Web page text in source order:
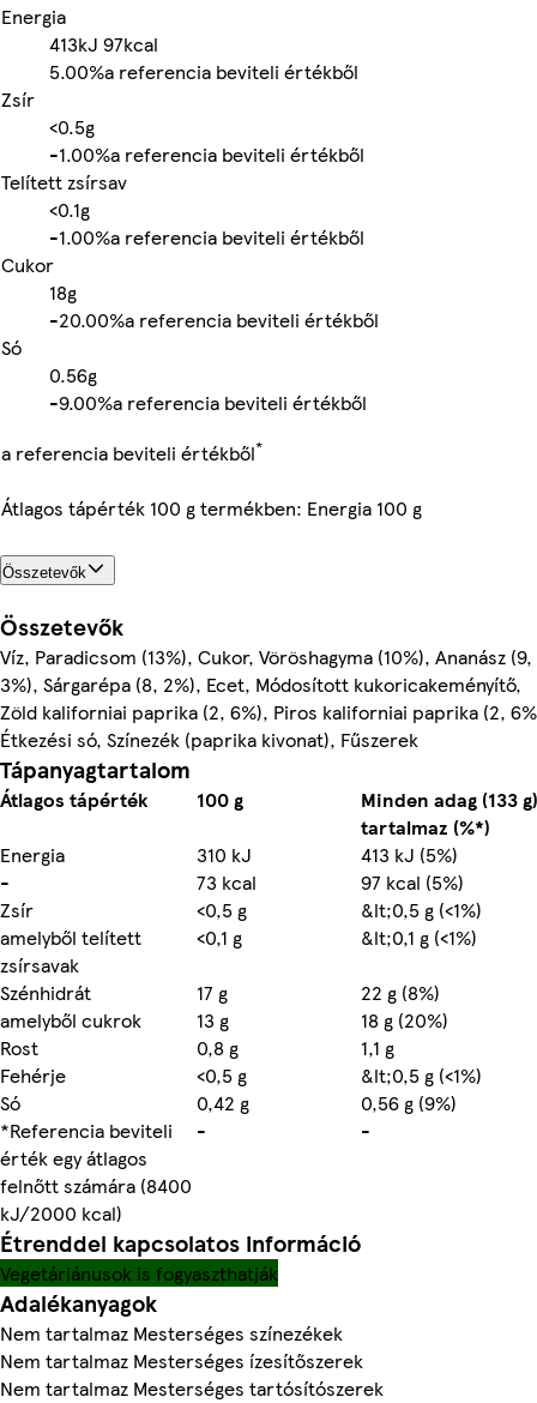
Energia
413kJ 97kcal
5.00%a referencia beviteli értékből
Zsír
<0.5g
-1.00%a referencia beviteli értékből
Telített zsírsav
<0.1g
-1.00%a referencia beviteli értékből
Cukor
18g
-20.00%a referencia beviteli értékből
Só
0.56g
-9.00%a referencia beviteli értékből
a referencia beviteli értékből*
Átlagos tápérték 100 g termékben: Energia 100 g
Összetevők
Összetevők
Víz, Paradicsom (13%), Cukor, Vöröshagyma (10%), Ananász (9,
3%), Sárgarépa (8, 2%), Ecet, Módosított kukoricakeményítő,
Zöld kaliforniai paprika (2, 6%), Piros kaliforniai paprika (2,
Étkezési só, Színezék (paprika kivonat), Fűszerek
Tápanyagtartalom
Átlagos tápérték 100 g
Minden adag (133 g)
tartalmaz (%*)
Energia
310 kJ
413 kJ (5%)
-
73 kcal
97 kcal (5%)
Zsír
<0,5 g
&lt;0,5 g (<1%)
amelyből telített
zsírsavak
<0,1 g
&lt;0,1 g (<1%)
Szénhidrát
17 g
22 g (8%)
amelyből cukrok
13 g
18 g (20%)
Rost
0,8 g
1,1 g
Fehérje
<0,5 g
&lt;0,5 g (<1%)
Só
0,42 g
0,56 g (9%)
*Referencia beviteli
érték egy átlagos
felnőtt számára (8400
kJ/2000 kcal)
- -
Étrenddel kapcsolatos információ
Vegetáriánusok is fogyaszthatják
Adalékanyagok
Nem tartalmaz Mesterséges színezékek
Nem tartalmaz Mesterséges ízesítőszerek
Nem tartalmaz Mesterséges tartósítószerek